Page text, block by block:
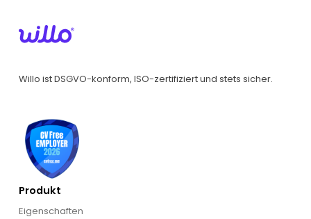
Willo ist DSGVO-konform, ISO-zertifiziert und stets sicher.
Produkt
Eigenschaften